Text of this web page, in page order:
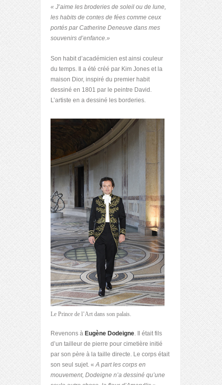
« J’aime les broderies de soleil ou de lune,
les habits de contes de fées comme ceux
portés par Catherine Deneuve dans mes
souvenirs d’enfance.»
Son habit d’académicien est ainsi couleur
du temps. Il a été créé par Kim Jones et la
maison Dior, inspiré du premier habit
dessiné en 1801 par le peintre David.
L’artiste en a dessiné les borderies.
Le Prince de l’Art dans son palais.
Revenons à Eugène Dodeigne. Il était fils
d’un tailleur de pierre pour cimetière initié
par son père à la taille directe. Le corps était
son seul sujet. «A part les corps en
mouvement, Dodeigne n’a dessiné qu’une